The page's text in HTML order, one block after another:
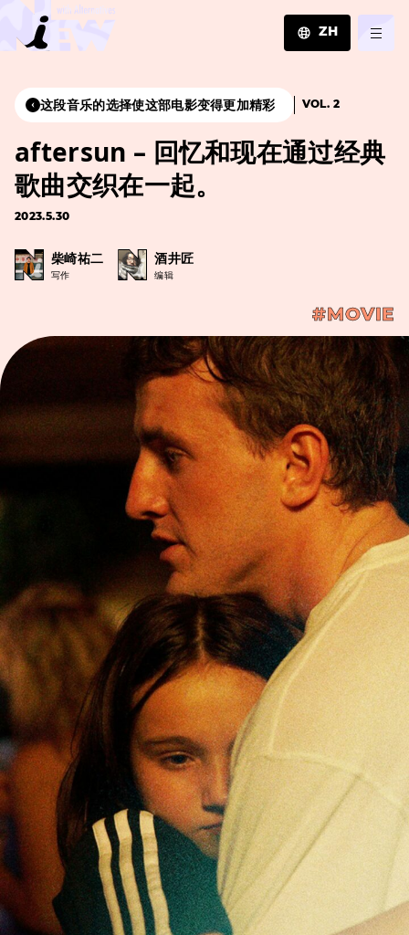
ZH
EN
这段音乐的选择使这部电影变得更加精彩 VOL. 2
aftersun – 回忆和现在通过经典
歌曲交织在一起。
2023.5.30
柴崎祐二
写作
酒井匠
编辑
#MOVIE